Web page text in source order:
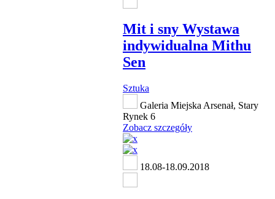
Mit i sny Wystawa
indywidualna Mithu
Sen
Sztuka
Galeria Miejska Arsenał, Stary
Rynek 6
Zobacz szczegóły
18.08-18.09.2018